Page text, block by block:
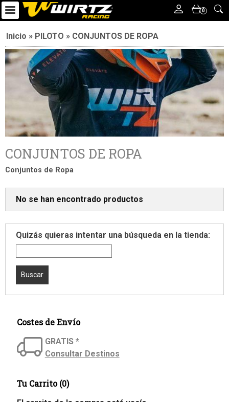
0
Costes de Envío
GRATIS *
Consultar Destinos
Tu Carrito (0)
Inicio » PILOTO » CONJUNTOS DE ROPA
CONJUNTOS DE ROPA
Conjuntos de Ropa
No se han encontrado productos
Quizás quieras intentar una búsqueda en la tienda: